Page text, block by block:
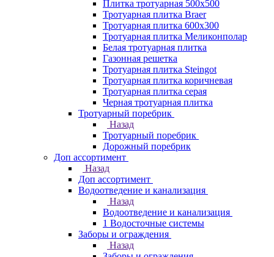
Плитка тротуарная 500x500
Тротуарная плитка Braer
Тротуарная плитка 600х300
Тротуарная плитка Меликонполар
Белая тротуарная плитка
Газонная решетка
Тротуарная плитка Steingot
Тротуарная плитка коричневая
Тротуарная плитка серая
Черная тротуарная плитка
Тротуарный поребрик
Назад
Тротуарный поребрик
Дорожный поребрик
Доп ассортимент
Назад
Доп ассортимент
Водоотведение и канализация
Назад
Водоотведение и канализация
1 Водосточные системы
Заборы и ограждения
Назад